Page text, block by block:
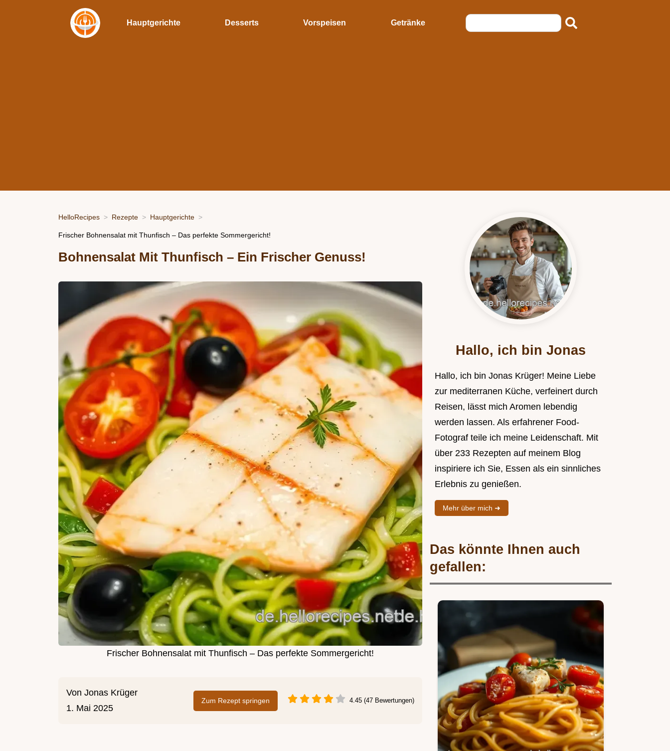
Hauptgerichte Desserts Vorspeisen Getränke
HelloRecipes Rezepte Hauptgerichte
Frischer Bohnensalat mit Thunfisch – Das perfekte Sommergericht!
Bohnensalat Mit Thunfisch – Ein Frischer Genuss!
Frischer Bohnensalat mit Thunfisch – Das perfekte Sommergericht!
Von Jonas Krüger
1. Mai 2025
Zum Rezept springen 4.45 (47 Bewertungen)
Hallo, ich bin Jonas
Hallo, ich bin Jonas Krüger! Meine Liebe
zur mediterranen Küche, verfeinert durch
Reisen, lässt mich Aromen lebendig
werden lassen. Als erfahrener Food-
Fotograf teile ich meine Leidenschaft. Mit
über 233 Rezepten auf meinem Blog
inspiriere ich Sie, Essen als ein sinnliches
Erlebnis zu genießen.
Mehr über mich ➜
Das könnte Ihnen auch
gefallen: